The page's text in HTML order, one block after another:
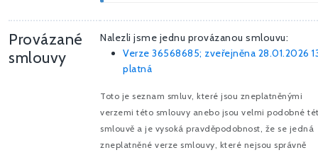
Provázané
smlouvy
Nalezli jsme jednu provázanou smlouvu:
Verze 36568685; zveřejněna 28.01.2026
platná
Toto je seznam smluv, které jsou zneplatněnými
verzemi této smlouvy anebo jsou velmi podobné
smlouvě a je vysoká pravděpodobnost, že se jedná
zneplatněné verze smlouvy, které nejsou správně